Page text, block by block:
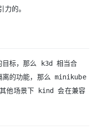
的。
目标，那么 k3d 相当合
离的功能，那么 minikube
他场景下 kind 会在兼容